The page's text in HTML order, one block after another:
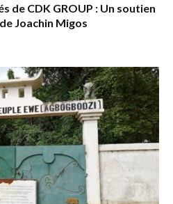
de CDK GROUP : Un soutien
Joachin Migos